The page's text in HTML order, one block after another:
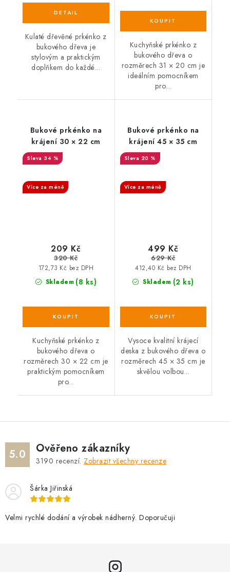
Kulaté dřevěné prkénko z
bukového dřeva je
stylovým a praktickým
doplňkem do každé...
Kuchyňské prkénko z
bukového dřeva o
rozměrech 31 × 20 cm je
ideálním pomocníkem
pro...
Bukové prkénko na
krájení 30 × 22 cm
34 %
Více za méně
Skladem (8 ks)
172,73 Kč bez DPH
209 Kč
320 Kč
Kuchyňské prkénko z
bukového dřeva o
rozměrech 30 × 22 cm je
praktickým pomocníkem
pro...
Bukové prkénko na
krájení 45 × 35 cm
20 %
Více za méně
Skladem (2 ks)
412,40 Kč bez DPH
499 Kč
629 Kč
Vysoce kvalitní krájecí
deska z bukového dřeva o
rozměrech 45 × 35 cm je
skvělou volbou...
5.0 Ověřeno zákazníky
3190 recenzí. Zobrazit všechny recenze
Šárka Jiřinská
Velmi rychlé dodání a výrobek nádherný. Doporučuji